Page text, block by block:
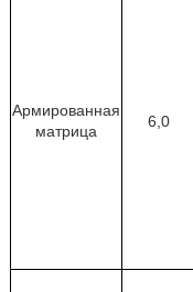
Армированная
матрица
6,0